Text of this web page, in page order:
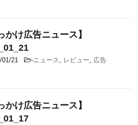
かけ広告ニュース】
01/21 -ニュース , レビュー, 広告
かけ広告ニュース】